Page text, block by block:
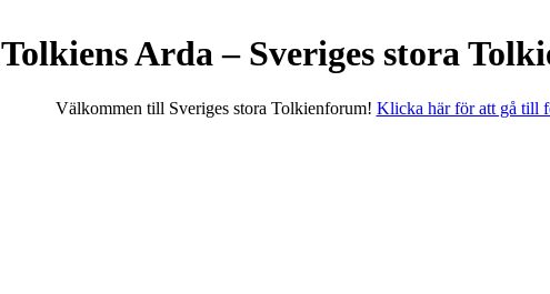
Tolkiens Arda – Sveriges stora
Välkommen till Sveriges stora Tolkienforum! Klicka här för att gå till